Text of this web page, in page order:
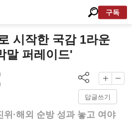
구독
시작한 국감 1라운
말 퍼레이드'
답글쓰기
위·해외 순방 성과 놓고 여야